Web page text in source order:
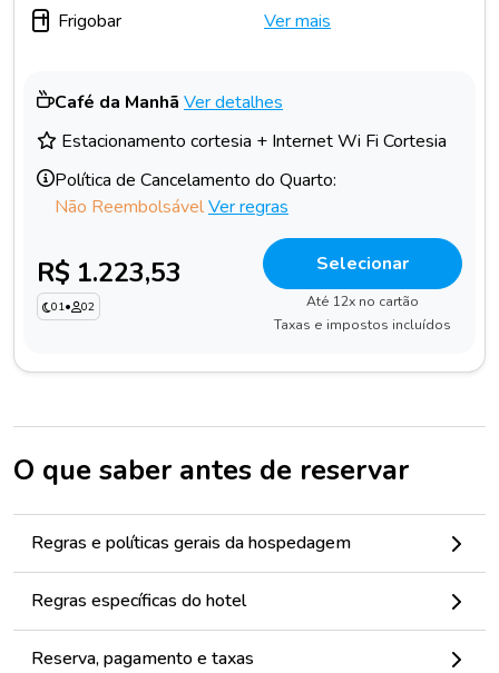
Frigobar Ver mais
Café da Manhã Ver detalhes
Estacionamento cortesia + Internet Wi Fi Cortesia
Política de Cancelamento do Quarto:
Não ReembolsávelVer regras
R$ 1.223,53
01• 02
Selecionar
Até 12x no cartão
Taxas e impostos incluídos
O que saber antes de reservar
Regras e políticas gerais da hospedagem
Regras específicas do hotel
Reserva, pagamento e taxas